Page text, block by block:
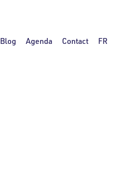
Blog Agenda Contact FR